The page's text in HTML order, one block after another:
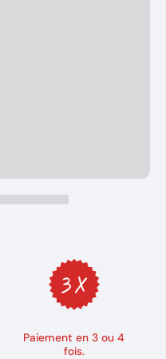
Paiement en 3 ou 4
fois.